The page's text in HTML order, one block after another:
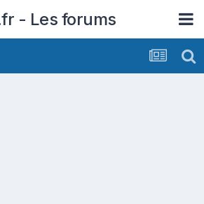
- Les forums